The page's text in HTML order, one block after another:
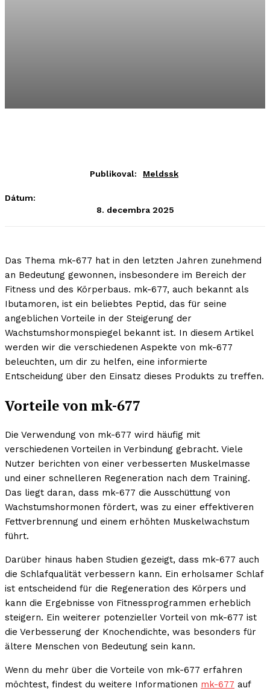
Publikoval: Meldssk
Dátum:
8. decembra 2025
Das Thema mk-677 hat in den letzten Jahren zunehmend
an Bedeutung gewonnen, insbesondere im Bereich der
Fitness und des Körperbaus. mk-677, auch bekannt als
Ibutamoren, ist ein beliebtes Peptid, das für seine
angeblichen Vorteile in der Steigerung der
Wachstumshormonspiegel bekannt ist. In diesem Artikel
werden wir die verschiedenen Aspekte von mk-677
beleuchten, um dir zu helfen, eine informierte
Entscheidung über den Einsatz dieses Produkts zu treffen.
Vorteile von mk-677
Die Verwendung von mk-677 wird häufig mit
verschiedenen Vorteilen in Verbindung gebracht. Viele
Nutzer berichten von einer verbesserten Muskelmasse
und einer schnelleren Regeneration nach dem Training.
Das liegt daran, dass mk-677 die Ausschüttung von
Wachstumshormonen fördert, was zu einer effektiveren
Fettverbrennung und einem erhöhten Muskelwachstum
führt.
Darüber hinaus haben Studien gezeigt, dass mk-677 auch
die Schlafqualität verbessern kann. Ein erholsamer Schlaf
ist entscheidend für die Regeneration des Körpers und
kann die Ergebnisse von Fitnessprogrammen erheblich
steigern. Ein weiterer potenzieller Vorteil von mk-677 ist
die Verbesserung der Knochendichte, was besonders für
ältere Menschen von Bedeutung sein kann.
Wenn du mehr über die Vorteile von mk-677 erfahren
möchtest, findest du weitere Informationen mk-677 auf